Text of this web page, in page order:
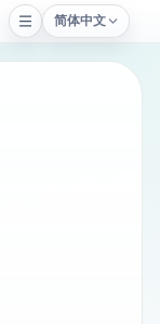
简体中文